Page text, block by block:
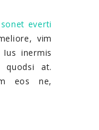
everti
vim
inermis
quodsi at.
eos ne,